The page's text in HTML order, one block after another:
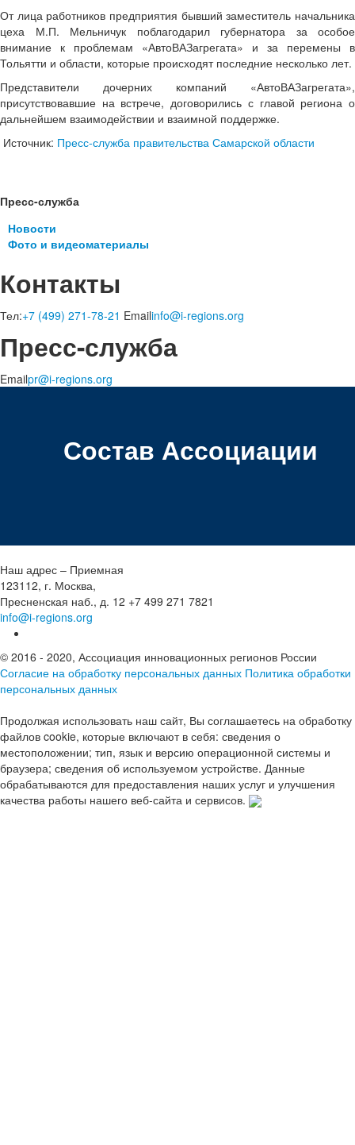
От лица работников предприятия бывший заместитель начальника
цеха М.П. Мельничук поблагодарил губернатора за особое
внимание к проблемам «АвтоВАЗагрегата» и за перемены в
Тольятти и области, которые происходят последние несколько лет.
Представители дочерних компаний «АвтоВАЗагрегата»,
присутствовавшие на встрече, договорились с главой региона о
дальнейшем взаимодействии и взаимной поддержке.
Источник: Пресс-служба правительства Самарской области
Пресс-служба
Новости
Фото и видеоматериалы
Контакты
Тел:+7 (499) 271-78-21 Emailinfo@i-regions.org
Пресс-служба
Emailpr@i-regions.org
Состав Ассоциации
Наш адрес – Приемная
123112, г. Москва,
Пресненская наб., д. 12 +7 499 271 7821
info@i-regions.org
© 2016 - 2020, Ассоциация инновационных регионов России
Согласие на обработку персональных данных Политика обработки
персональных данных
Продолжая использовать наш сайт, Вы соглашаетесь на обработку
файлов cookie, которые включают в себя: сведения о
местоположении; тип, язык и версию операционной системы и
браузера; сведения об используемом устройстве. Данные
обрабатываются для предоставления наших услуг и улучшения
качества работы нашего веб-сайта и сервисов.